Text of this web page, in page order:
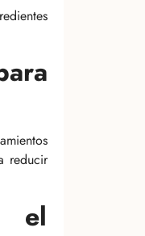
reducir
el